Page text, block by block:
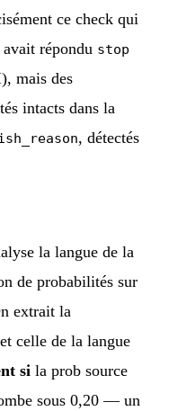
ce check qui
répondu stop
mais des
intacts dans la
, détectés
la langue de la
de probabilités sur
extrait la
celle de la langue
si la prob source
sous 0,20 — un